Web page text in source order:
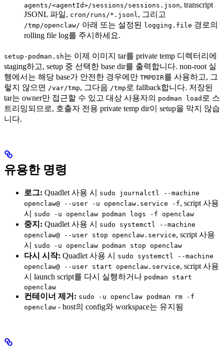
agents/<agentId>/sessions/sessions.json, transcript
JSONL 파일, cron/runs/*.jsonl, 그리고
/tmp/openclaw/ 아래 또는 설정된 logging.file 경로의
rolling file log를 주시하세요.
setup-podman.sh는 이제 이미지 tar를 private temp 디렉터리에
staging하고, setup 중 선택한 base dir를 출력합니다. non-root 실
행에서는 해당 base가 안전한 경우에만 TMPDIR를 사용하고, 그
렇지 않으면 /var/tmp, 그다음 /tmp 로 fallback합니다. 저장된
tar는 owner만 접근할 수 있고 대상 사용자의 podman load 로 스
트리밍되므로, 호출자 전용 private temp dir이 setup을 막지 않습
니다.
유용한 명령
로그: Quadlet 사용 시
sudo journalctl --machine
openclaw@ --user -u openclaw.service -f, script 사용
시
sudo -u openclaw podman logs -f openclaw
중지: Quadlet 사용 시
sudo systemctl --machine
openclaw@ --user stop openclaw.service, script 사용
시
sudo -u openclaw podman stop openclaw
다시 시작: Quadlet 사용 시
sudo systemctl --machine
openclaw@ --user start openclaw.service, script 사용
시 launch script를 다시 실행하거나 podman start
openclaw
컨테이너 제거: sudo -u openclaw podman rm -f
openclaw - host의 config와 workspace는 유지됨